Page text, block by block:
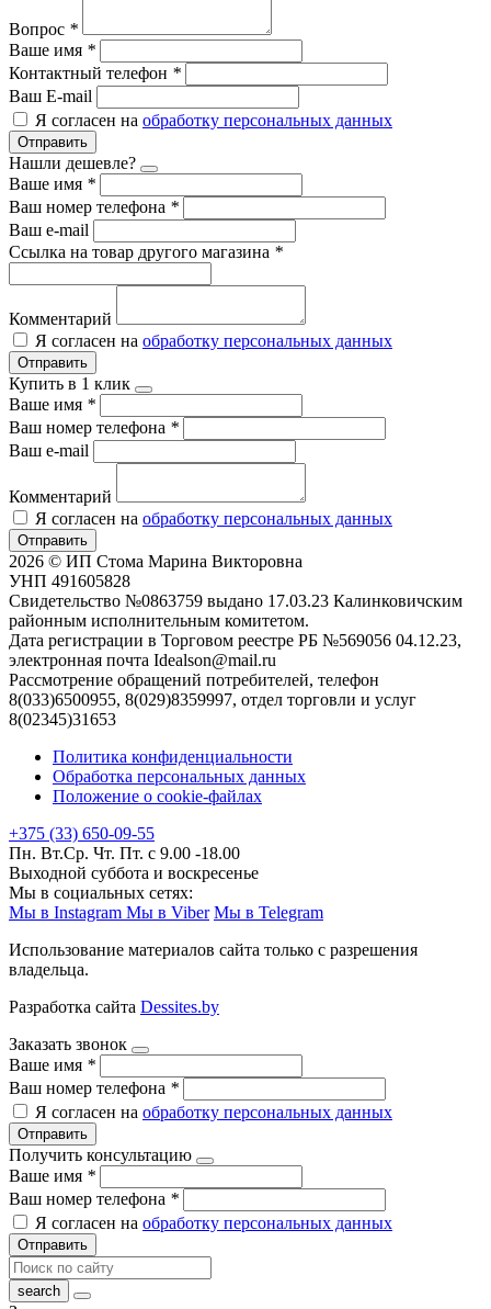
Вопрос *
Ваше имя *
Контактный телефон *
Ваш E-mail
Я согласен на обработку персональных данных
Отправить
Нашли дешевле?
Ваше имя *
Ваш номер телефона *
Ваш e-mail
Ссылка на товар другого магазина *
Комментарий
Я согласен на обработку персональных данных
Отправить
Купить в 1 клик
Ваше имя *
Ваш номер телефона *
Ваш e-mail
Комментарий
Я согласен на обработку персональных данных
Отправить
2026 © ИП Стома Марина Викторовна
УНП 491605828
Свидетельство №0863759 выдано 17.03.23 Калинковичским
районным исполнительным комитетом.
Дата регистрации в Торговом реестре РБ №569056 04.12.23,
электронная почта Idealson@mail.ru
Рассмотрение обращений потребителей, телефон
8(033)6500955, 8(029)8359997, отдел торговли и услуг
8(02345)31653
Политика конфиденциальности
Обработка персональных данных
Положение о cookie-файлах
+375 (33) 650-09-55
Пн. Вт.Ср. Чт. Пт. с 9.00 -18.00
Выходной суббота и воскресенье
Мы в социальных сетях:
Мы в Instagram Мы в Viber Мы в Telegram
Использование материалов сайта только с разрешения
владельца.
Разработка сайта Dessites.by
Заказать звонок
Ваше имя *
Ваш номер телефона *
Я согласен на обработку персональных данных
Отправить
Получить консультацию
Ваше имя *
Ваш номер телефона *
Я согласен на обработку персональных данных
Отправить